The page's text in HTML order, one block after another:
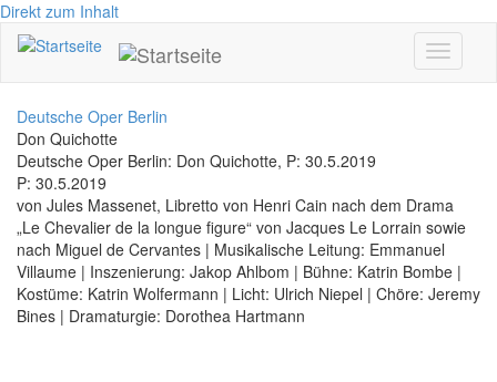
Direkt zum Inhalt
Toggle
Deutsche Oper Berlin
Don Quichotte
Deutsche Oper Berlin: Don Quichotte, P: 30.5.2019
P: 30.5.2019
von Jules Massenet, Libretto von Henri Cain nach dem Drama
„Le Chevalier de la longue figure“ von Jacques Le Lorrain sowie
nach Miguel de Cervantes | Musikalische Leitung: Emmanuel
Villaume | Inszenierung: Jakop Ahlbom | Bühne: Katrin Bombe |
Kostüme: Katrin Wolfermann | Licht: Ulrich Niepel | Chöre: Jeremy
Bines | Dramaturgie: Dorothea Hartmann